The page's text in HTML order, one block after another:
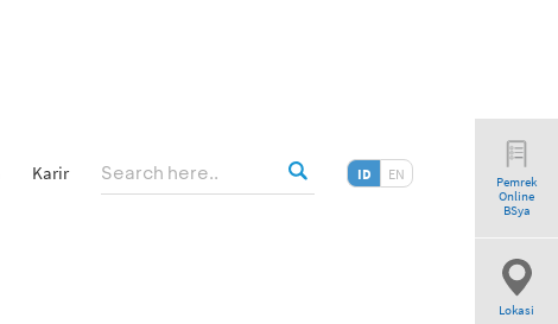
Karir ID EN
Pemrek
Online
BSya
Lokasi